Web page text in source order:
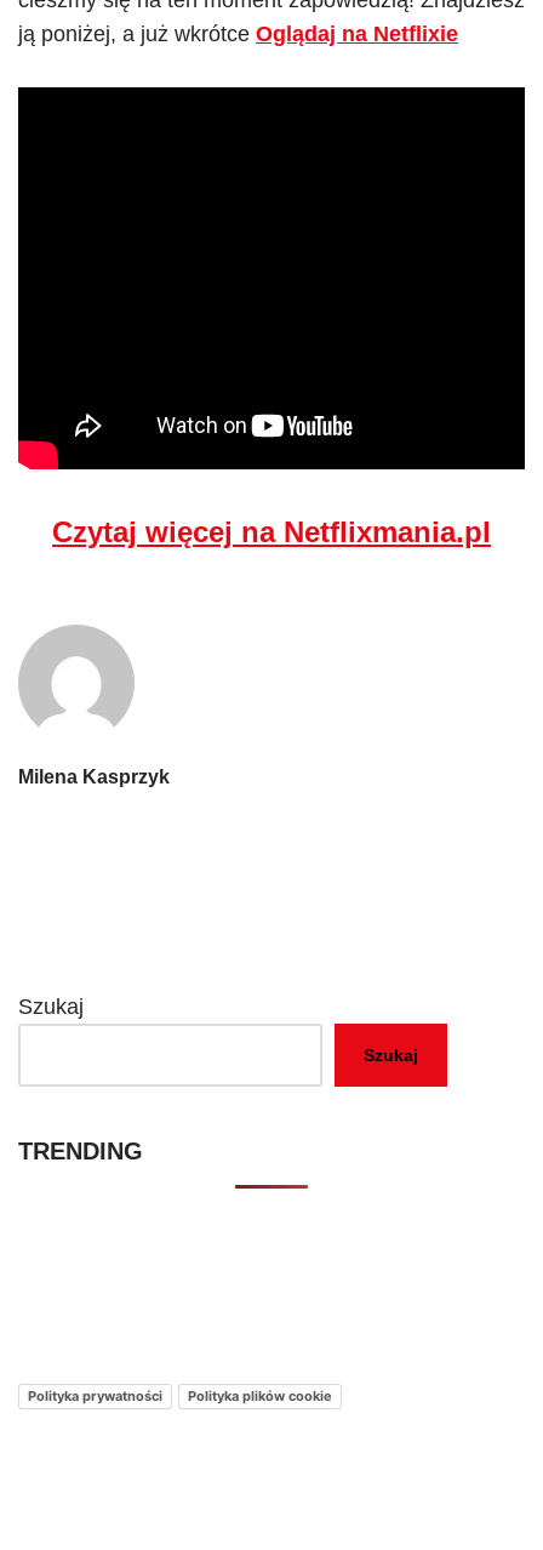
ją poniżej, a już wkrótce Oglądaj na Netflixie
Czytaj więcej na Netflixmania.pl
Milena Kasprzyk
Szukaj
Szukaj
TRENDING
Polityka prywatności Polityka plików cookie